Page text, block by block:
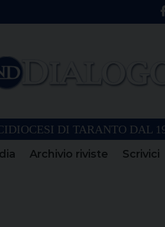
DI TARANTO DAL
Archivio riviste Scrivici